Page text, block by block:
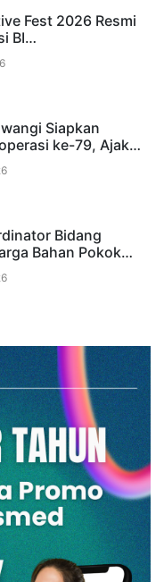
Fest 2026 Resmi
BI…
Siapkan
ke-79, Ajak…
Bidang
Bahan Pokok…